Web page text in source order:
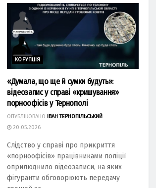
КОРУПЦІЯ
«Думала, що ще й сумки будуть»:
відеозапис у справі «кришування»
порноофісів у Тернополі
ОПУБЛІКОВАНО
ІВАН ТЕРНОПІЛЬСЬКИЙ
20.05.2026
Слідство у справі про прикриття
«порноофісів» працівниками поліції
оприлюднило відеозаписи, на яких
фігуранти обговорюють передачу